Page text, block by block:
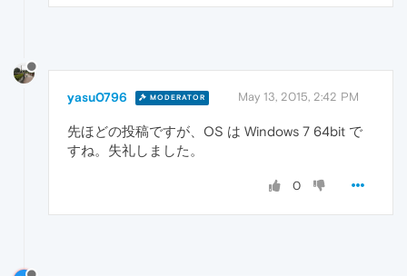
yasu0796 MODERATOR May 13, 2015, 2:42 PM
先ほどの投稿ですが、OS は Windows 7 64bit で
すね。失礼しました。
0